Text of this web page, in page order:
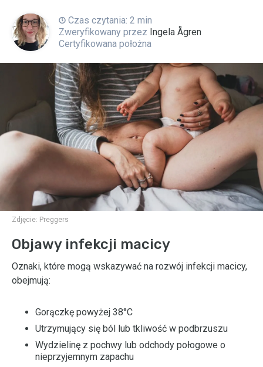
Czas czytania: 2 min
Zweryfikowany przez Ingela Ågren
Certyfikowana położna
Zdjęcie: Preggers
Objawy infekcji macicy
Oznaki, które mogą wskazywać na rozwój infekcji macicy,
obejmują:
Gorączkę powyżej 38°C
Utrzymujący się ból lub tkliwość w podbrzuszu
Wydzielinę z pochwy lub odchody połogowe o
nieprzyjemnym zapachu